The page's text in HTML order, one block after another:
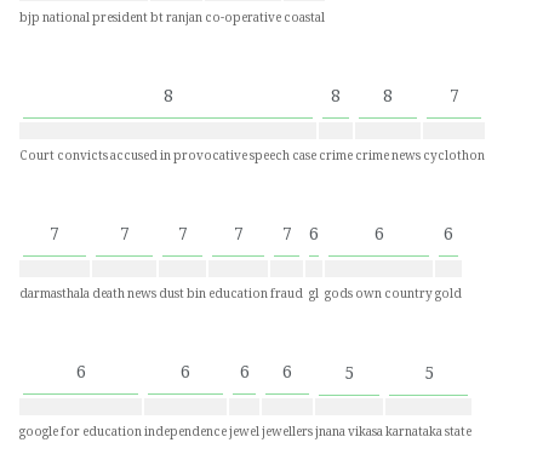
bjp national presidentbt ranjanco-operativecoastal
8
Court convicts accused in provocative speech case
8
crime
8
crime news
7
cyclothon
7
darmasthala
7
death news
7
dust bin
7
education
7
fraud
6
gl
6
gods own country
6
gold
6
google for education
6
independence
6
jewel
6
jewellers
5
jnana vikasa
5
karnataka state